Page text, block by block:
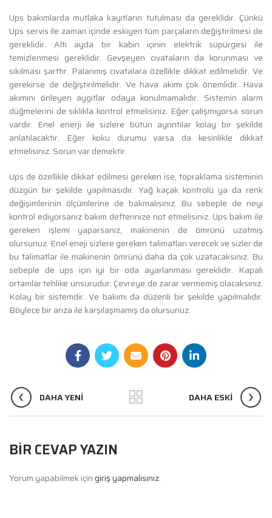
Ups bakımlarda mutlaka kayıtların tutulması da gereklidir. Çünkü
Ups servis ile zaman içinde eskiyen tüm parçaların değiştirilmesi de
gereklidir. Altı ayda bir kabin içinin elektrik süpürgesi ile
temizlenmesi gereklidir. Gevşeyen cıvataların da korunması ve
sıkılması şarttır. Palanmış cıvatalara özellikle dikkat edilmelidir. Ve
gerekirse de değiştirilmelidir. Ve hava akımı çok önemlidir. Hava
akımını önleyen aygıtlar odaya konulmamalıdır. Sistemin alarm
düğmelerini de sıklıkla kontrol etmelisiniz. Eğer çalışmıyorsa sorun
vardır. Enel enerji ile sizlere bütün ayrıntılar kolay bir şekilde
anlatılacaktır. Eğer koku durumu varsa da kesinlikle dikkat
etmelisiniz. Sorun var demektir.
Ups de özellikle dikkat edilmesi gereken ise, topraklama sisteminin
düzgün bir şekilde yapılmasıdır. Yağ kaçak kontrolü ya da renk
değişimlerinin ölçümlerine de bakmalısınız. Bu sebeple de neyi
kontrol ediyorsanız bakım defterinize not etmelisiniz. Ups bakım ile
gereken işlemi yaparsanız, makinenin de ömrünü uzatmış
olursunuz. Enel eneji sizlere gereken talimatları verecek ve sizler de
bu talimatlar ile makinenin ömrünü daha da çok uzatacaksınız. Bu
sebeple de ups için iyi bir oda ayarlanması gereklidir. Kapalı
ortamlar tehlike unsurudur. Çevreye de zarar vermemiş olacaksınız.
Kolay bir sistemdir. Ve bakımı da düzenli bir şekilde yapılmalıdır.
Böylece bir arıza ile karşılaşmamış da olursunuz.
DAHA YENI DAHA ESKI
BIR CEVAP YAZIN
Yorum yapabilmek içingiriş yapmalısınız.